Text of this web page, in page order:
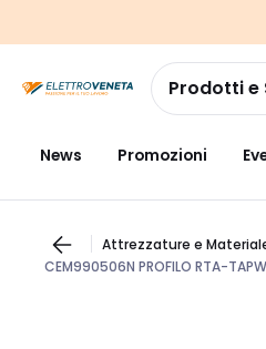
navigazionealla
pagina
Prodotti e
News Promozioni
Attrezzature e
CEM990506N PROFILO RTA-